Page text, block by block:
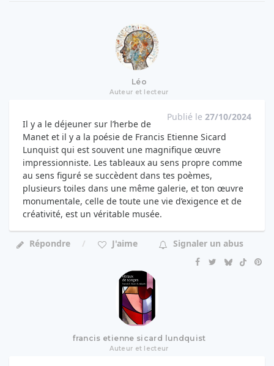
Léo
Auteur et lecteur
Publié le 27/10/2024
Il y a le déjeuner sur l’herbe de
Manet et il y a la poésie de Francis Etienne Sicard
Lunquist qui est souvent une magnifique œuvre
impressionniste. Les tableaux au sens propre comme
au sens figuré se succèdent dans tes poèmes,
plusieurs toiles dans une même galerie, et ton œuvre
monumentale, celle de toute une vie d’exigence et de
créativité, est un véritable musée.
Répondre J'aime Signaler un abus
francis etienne sicard lundquist
Auteur et lecteur